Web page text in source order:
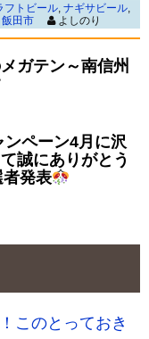
フトビール, ナギサビール,
飯田市 よしのり
ガテン～南信州
ペーン4月に沢
誠にありがとう
者発表
このとっておき